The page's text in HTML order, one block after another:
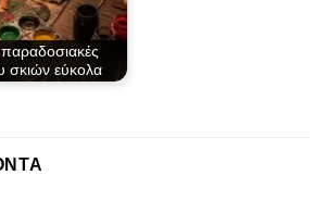
σκιών εύκολα